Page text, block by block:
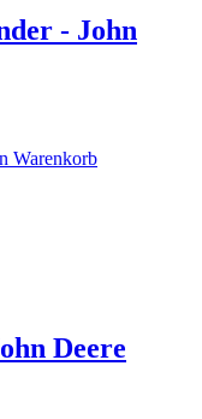
- John
Warenkorb
Deere